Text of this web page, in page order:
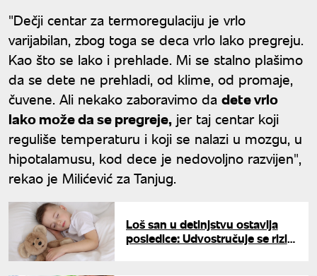
"Dečji centar za termoregulaciju je vrlo
varijabilan, zbog toga se deca vrlo lako pregreju.
Kao što se lako i prehlade. Mi se stalno plašimo
da se dete ne prehladi, od klime, od promaje,
čuvene. Ali nekako zaboravimo da dete vrlo
lako može da se pregreje, jer taj centar koji
reguliše temperaturu i koji se nalazi u mozgu, u
hipotalamusu, kod dece je nedovoljno razvijen",
rekao je Milićević za Tanjug.
Loš san u detinjstvu ostavlja
posledice: Udvostručuje se rizik